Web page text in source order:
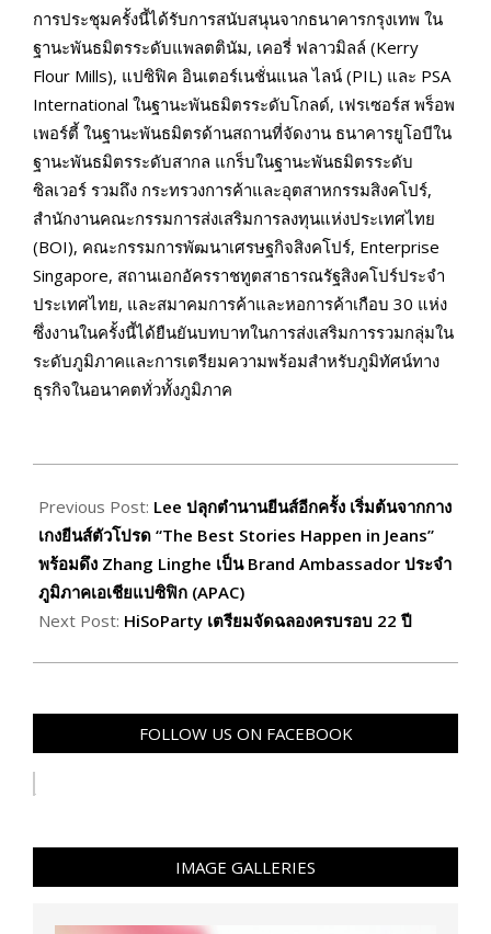
การประชุมครั้งนี้ได้รับการสนับสนุนจากธนาคารกรุงเทพ ใน
ฐานะพันธมิตรระดับแพลตตินัม, เคอรี่ ฟลาวมิลล์ (Kerry
Flour Mills), แปซิฟิค อินเตอร์เนชั่นแนล ไลน์ (PIL) และ PSA
International ในฐานะพันธมิตรระดับโกลด์, เฟรเซอร์ส พร็อพ
เพอร์ตี้ ในฐานะพันธมิตรด้านสถานที่จัดงาน ธนาคารยูโอบีใน
ฐานะพันธมิตรระดับสากล แกร็บในฐานะพันธมิตรระดับ
ซิลเวอร์ รวมถึง กระทรวงการค้าและอุตสาหกรรมสิงคโปร์,
สำนักงานคณะกรรมการส่งเสริมการลงทุนแห่งประเทศไทย
(BOI), คณะกรรมการพัฒนาเศรษฐกิจสิงคโปร์, Enterprise
Singapore, สถานเอกอัครราชทูตสาธารณรัฐสิงคโปร์ประจำ
ประเทศไทย, และสมาคมการค้าและหอการค้าเกือบ 30 แห่ง
ซึ่งงานในครั้งนี้ได้ยืนยันบทบาทในการส่งเสริมการรวมกลุ่มใน
ระดับภูมิภาคและการเตรียมความพร้อมสำหรับภูมิทัศน์ทาง
ธุรกิจในอนาคตทั่วทั้งภูมิภาค
08-
25
Previous Post: Lee ปลุกตำนานยีนส์อีกครั้ง เริ่มต้นจากกาง
เกงยีนส์ตัวโปรด “The Best Stories Happen in Jeans”
พร้อมดึง Zhang Linghe เป็น Brand Ambassador ประจำ
ภูมิภาคเอเชียแปซิฟิก (APAC)
Next Post: HiSoParty เตรียมจัดฉลองครบรอบ 22 ปี
FOLLOW US ON FACEBOOK
IMAGE GALLERIES